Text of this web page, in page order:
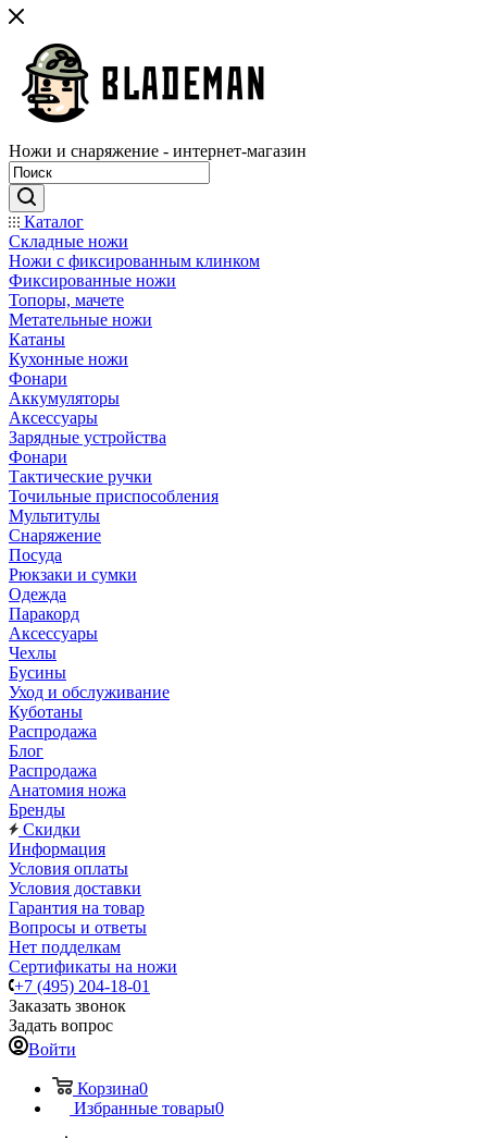
Ножи и снаряжение - интернет-магазин
Каталог
Складные ножи
Ножи с фиксированным клинком
Фиксированные ножи
Топоры, мачете
Метательные ножи
Катаны
Кухонные ножи
Фонари
Аккумуляторы
Аксессуары
Зарядные устройства
Фонари
Тактические ручки
Точильные приспособления
Мультитулы
Снаряжение
Посуда
Рюкзаки и сумки
Одежда
Паракорд
Аксессуары
Чехлы
Бусины
Уход и обслуживание
Куботаны
Распродажа
Блог
Распродажа
Анатомия ножа
Бренды
Скидки
Информация
Условия оплаты
Условия доставки
Гарантия на товар
Вопросы и ответы
Нет подделкам
Сертификаты на ножи
+7 (495) 204-18-01
Заказать звонок
Задать вопрос
Войти
Корзина0
Избранные товары0